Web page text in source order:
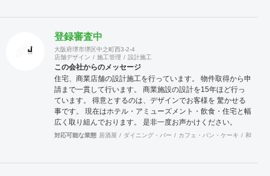
登録審査中
大阪府堺市堺区中之町西3-2-4
店舗デザイン
施工管理 設計施工
この会社からのメッセージ
住宅、商業店舗の設計施工を行っています。 物件取得から申
請まで一貫して行います。 商業施設の設計を15年ほど行っ
ています。 得意とするのは、デザインでお客様を 驚かせる
事です。 現在はホテル・アミューズメント・飲食・住宅と幅
広く取り組んでおります。 是非一度お声かけください。
対応可能な業態 居酒屋 ダイニング・バー カフェ・パン・ケーキ 和食・